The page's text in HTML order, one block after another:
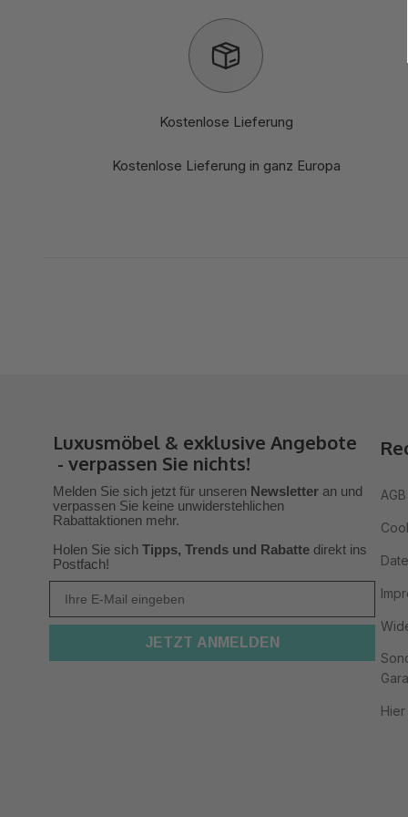
Kostenlose Lieferung
Kostenlose Lieferung in ganz Europa
Luxusmöbel & exklusive Angebote
- verpassen Sie nichts!
Melden Sie sich jetzt für unseren Newsletter an und
verpassen Sie keine unwiderstehlichen
Rabattaktionen mehr.
Holen Sie sich Tipps, Trends und Rabatte direkt ins
Postfach!
Ihre E-Mail
JETZT ANMELDEN